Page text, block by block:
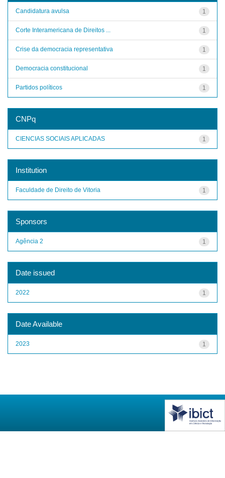
1
Candidatura avulsa
1
Corte Interamericana de Direitos ...
1
Crise da democracia representativa
1
Democracia constitucional
1
Partidos políticos
CNPq
1
CIENCIAS SOCIAIS APLICADAS
Institution
1
Faculdade de Direito de Vitoria
Sponsors
1
Agência 2
Date issued
1
2022
Date Available
1
2023